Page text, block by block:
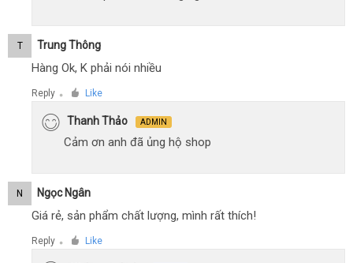
T Trung Thông
Hàng Ok, K phải nói nhiều
Reply ● Like
Thanh Thảo ADMIN
Cảm ơn anh đã ủng hộ shop
N Ngọc Ngân
Giá rẻ, sản phẩm chất lượng, mình rất thích!
Reply ● Like